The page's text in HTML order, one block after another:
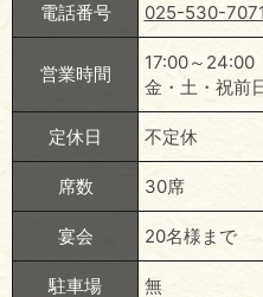
電話番号 025-530-7071
営業時間
17:00～24:00
金・土・祝前
定休日 不定休
席数 30席
宴会 20名様まで
駐車場 無